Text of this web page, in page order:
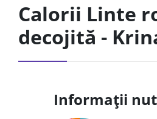
Calorii Linte
decojită -
Informații